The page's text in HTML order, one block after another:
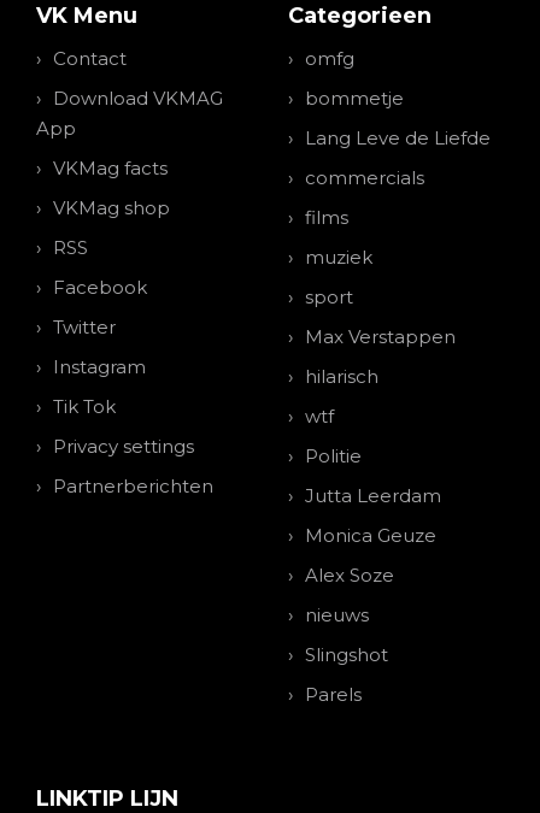
VK Menu
Contact
Download VKMAG
App
VKMag facts
VKMag shop
RSS
Facebook
Twitter
Instagram
Tik Tok
Privacy settings
Partnerberichten
Categorieen
omfg
bommetje
Lang Leve de Liefde
commercials
films
muziek
sport
Max Verstappen
hilarisch
wtf
Politie
Jutta Leerdam
Monica Geuze
Alex Soze
nieuws
Slingshot
Parels
LINKTIP LIJN